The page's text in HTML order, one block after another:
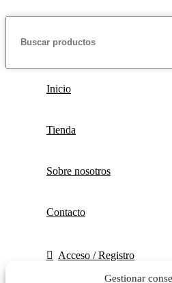
Gestionar
Inicio
Tienda
Sobre nosotros
Contacto
Acceso / Registro